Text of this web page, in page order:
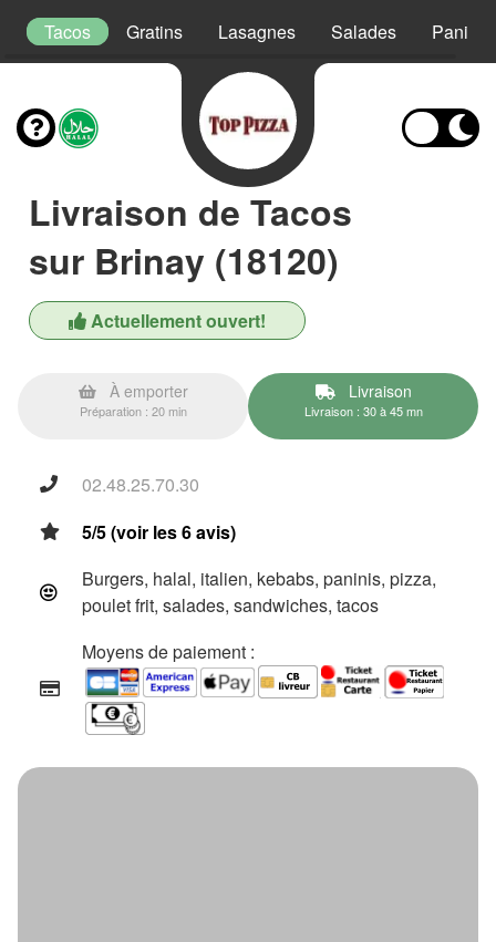
Tacos Gratins Lasagnes Salades Paninis
Livraison de Tacos
sur Brinay (18120)
Actuellement ouvert!
À emporter
Préparation : 20 min
Livraison
Livraison : 30 à 45 mn
02.48.25.70.30
5/5 (voir les 6 avis)
Burgers, halal, italien, kebabs, paninis, pizza,
poulet frit, salades, sandwiches, tacos
Moyens de paiement :